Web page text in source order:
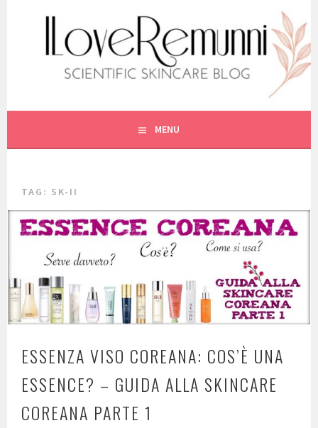
ILOVEREMUNNI
SCIENTIFIC SKINCARE
MENU
TAG: SK-II
ESSENZA VISO COREANA: COS’È UNA
ESSENCE? – GUIDA ALLA SKINCARE
COREANA PARTE 1